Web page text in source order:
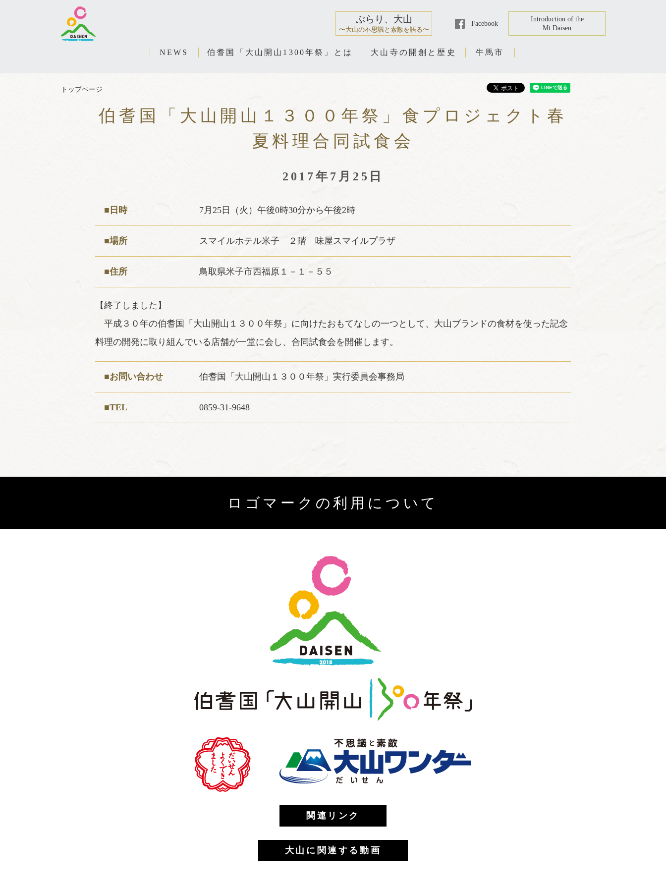
ぶらり、大山
〜大山の不思議と素敵を語る〜
Facebook
Introduction of the
Mt.Daisen
NEWS 伯耆国「大山開山1300年祭」とは 大山寺の開創と歴史 牛馬市
トップページ
伯耆国「大山開山１３００年祭」食プロジェクト春
夏料理合同試食会
2017年7月25日
■日時 7月25日（火）午後0時30分から午後2時
■場所 スマイルホテル米子 ２階 味屋スマイルプラザ
■住所 鳥取県米子市西福原１－１－５５
【終了しました】
平成３０年の伯耆国「大山開山１３００年祭」に向けたおもてなしの一つとして、大山ブランドの食材を使った記念
料理の開発に取り組んでいる店舗が一堂に会し、合同試食会を開催します。
■お問い合わせ 伯耆国「大山開山１３００年祭」実行委員会事務局
■TEL 0859-31-9648
ロゴマークの利用について
関連リンク
大山に関連する動画